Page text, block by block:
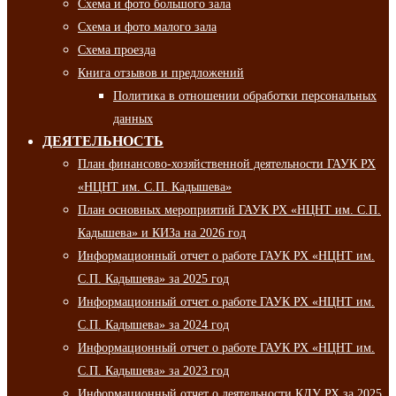
Схема и фото большого зала
Схема и фото малого зала
Схема проезда
Книга отзывов и предложений
Политика в отношении обработки персональных
данных
ДЕЯТЕЛЬНОСТЬ
План финансово-хозяйственной деятельности ГАУК РХ
«НЦНТ им. С.П. Кадышева»
План основных мероприятий ГАУК РХ «НЦНТ им. С.П.
Кадышева» и КИЗа на 2026 год
Информационный отчет о работе ГАУК РХ «НЦНТ им.
С.П. Кадышева» за 2025 год
Информационный отчет о работе ГАУК РХ «НЦНТ им.
С.П. Кадышева» за 2024 год
Информационный отчет о работе ГАУК РХ «НЦНТ им.
С.П. Кадышева» за 2023 год